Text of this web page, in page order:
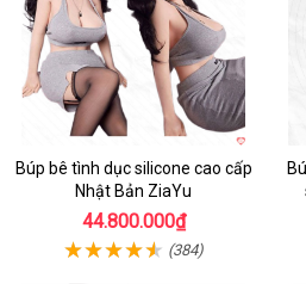
Búp bê tình dục silicone cao cấp
Nhật Bản ZiaYu
44.800.000₫
(384)